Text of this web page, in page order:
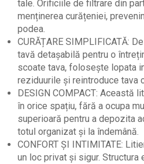
tale. Orificiile de filtrare din
menținerea curățeniei,
podea.
CURĂȚARE SIMPLIFICATĂ:
tavă detașabilă pentru o
scoate tava, folosește lopata
reziduurile și reintroduce tava
DESIGN COMPACT: Această
în orice spațiu, fără a ocupa
superioară pentru a depozita
totul organizat și la îndemână.
CONFORT ȘI INTIMITATE:
un loc privat și sigur.